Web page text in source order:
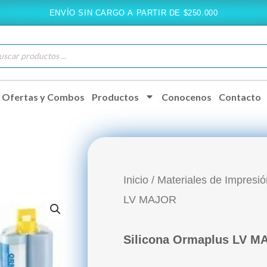
ENVÍO SIN CARGO A PARTIR DE $250.000
Ofertas y Combos Productos Conocenos Contacto
Inicio / Materiales de
LV MAJOR
Silicona Ormaplus LV